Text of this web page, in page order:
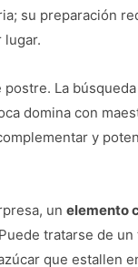
su preparación
lugar.
La
domina con
y
un elemento
tratarse de
que estallen